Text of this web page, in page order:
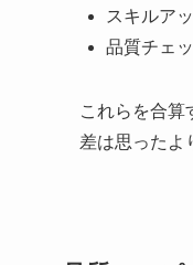
スキルア
品質チェ
これらを合算
差は思ったよ